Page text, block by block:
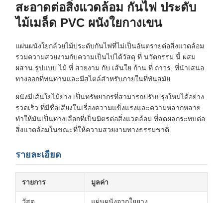
สะอาดต่อสิ่งแวดล้อม กันไฟ ประดับ
ไม้เมล็ด PVC ผนังใยกางเขน
แผ่นผนังใยกล้วยไม้ประดับกันไฟที่ไม่เป็นอันตรายต่อสิ่งแวดล้อม
รวมความสวยงามกับความเป็นไปได้วัสดุ ที่ นวัตกรรม นี้ ผสม
ผสาน รูปแบบ ไม้ ที่ สวยงาม กับ เส้นใย ก้าน ที่ ถาวร, ที่นําเสนอ
ทางออกที่ทนทานและมีสไตล์สําหรับภายในที่ทันสมัย
ผนังมีเส้นใยไม้ยาง เป็นทรัพยากรที่สามารถปรับปรุงใหม่ได้อย่าง
รวดเร็ว ที่มีชื่อเสียงในเรื่องความแข็งแรงและความหลากหลาย
ทําให้มันเป็นทางเลือกที่เป็นมิตรต่อสิ่งแวดล้อม ที่ลดผลกระทบต่อ
สิ่งแวดล้อมในขณะที่ให้ความสวยงามทางธรรมชาติ.
รายละเอียด
รายการ มูลค่า